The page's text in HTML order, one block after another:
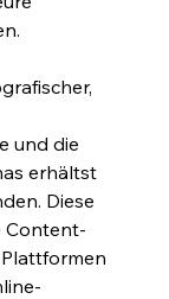
und die
erhältst
Diese
Content-